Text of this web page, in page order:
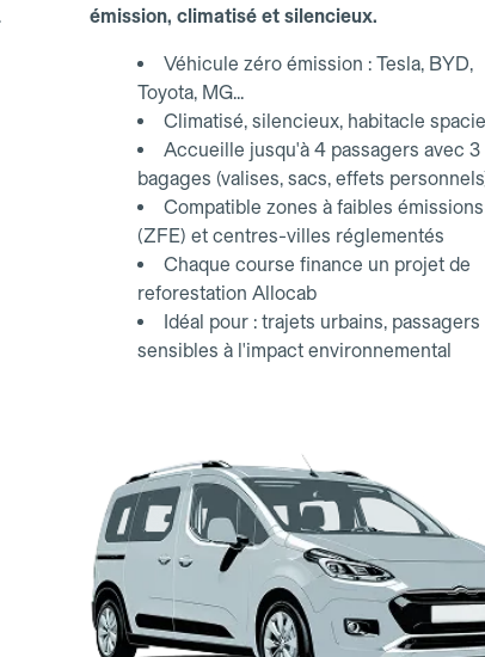
émission, climatisé et silencieux.
Véhicule zéro émission : Tesla, BYD,
Toyota, MG...
Climatisé, silencieux, habitacle
Accueille jusqu'à 4 passagers avec 3
bagages (valises, sacs, effets
Compatible zones à faibles émissions
(ZFE) et centres-villes réglementés
Chaque course finance un projet de
reforestation Allocab
Idéal pour : trajets urbains, passagers
sensibles à l'impact environnemental